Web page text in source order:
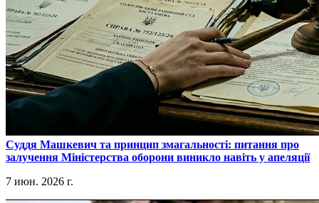
​Суддя Машкевич та принцип змагальності: питання про
залучення Міністерства оборони виникло навіть у апеляції
7 июн. 2026 г.